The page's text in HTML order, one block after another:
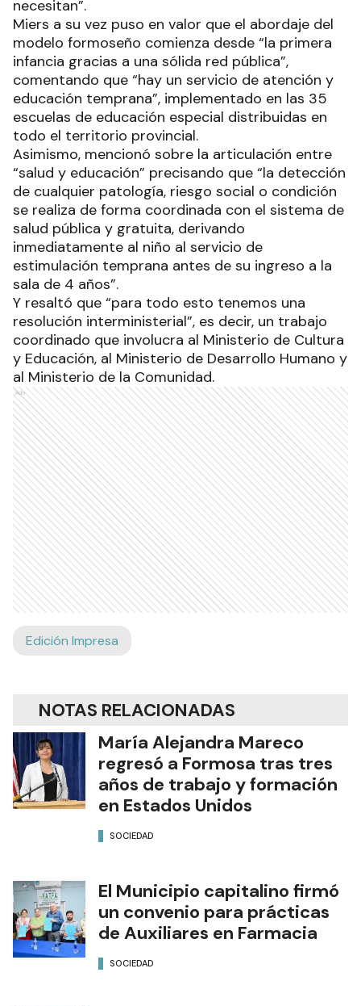
necesitan”.
Miers a su vez puso en valor que el abordaje del
modelo formoseño comienza desde “la primera
infancia gracias a una sólida red pública”,
comentando que “hay un servicio de atención y
educación temprana”, implementado en las 35
escuelas de educación especial distribuidas en
todo el territorio provincial.
Asimismo, mencionó sobre la articulación entre
“salud y educación” precisando que “la detección
de cualquier patología, riesgo social o condición
se realiza de forma coordinada con el sistema de
salud pública y gratuita, derivando
inmediatamente al niño al servicio de
estimulación temprana antes de su ingreso a la
sala de 4 años”.
Y resaltó que “para todo esto tenemos una
resolución interministerial”, es decir, un trabajo
coordinado que involucra al Ministerio de Cultura
y Educación, al Ministerio de Desarrollo Humano y
al Ministerio de la Comunidad.
Ads
Edición Impresa
NOTAS RELACIONADAS
María Alejandra Mareco
regresó a Formosa tras tres
años de trabajo y formación
en Estados Unidos
SOCIEDAD
El Municipio capitalino firmó
un convenio para prácticas
de Auxiliares en Farmacia
SOCIEDAD